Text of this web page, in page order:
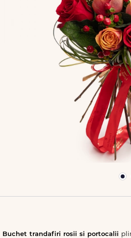
Buchet trandafiri rosii si portocalii